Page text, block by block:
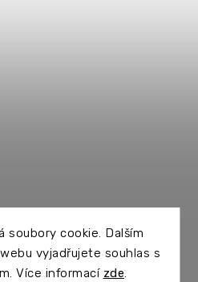
soubory cookie. Dalším
vyjadřujete souhlas s
Více informací zde.